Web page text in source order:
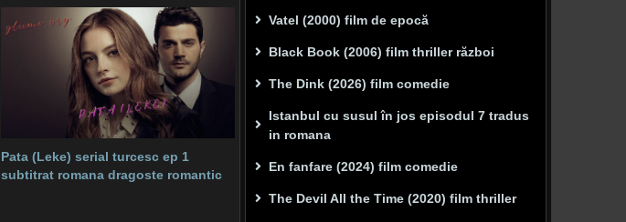
Pata (Leke) serial turcesc ep 1
subtitrat romana dragoste romantic
Vatel (2000) film de epocă
Black Book (2006) film thriller război
The Dink (2026) film comedie
Istanbul cu susul în jos episodul 7 tradus
in romana
En fanfare (2024) film comedie
The Devil All the Time (2020) film thriller